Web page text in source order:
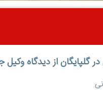
گلپایگان از دیدگاه وکیل